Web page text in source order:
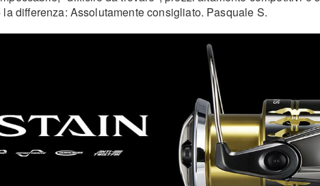
differenza: Assolutamente consigliato. Pasquale S.